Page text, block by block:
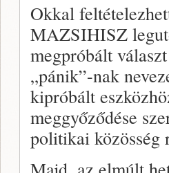
Okkal
MAZSIHISZ
megpróbált
„pánik”-nak
kipróbált
meggyőződése
politikai közösség